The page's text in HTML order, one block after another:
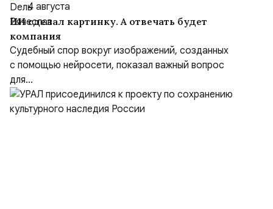
4 августа
ИИ сделал картинку. А отвечать будет
компания
Судебный спор вокруг изображений, созданных
с помощью нейросети, показал важный вопрос
для...